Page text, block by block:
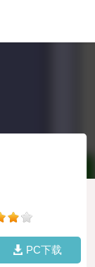
PC下载